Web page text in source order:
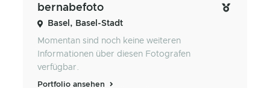
bernabefoto
Basel, Basel-Stadt
Momentan sind noch keine weiteren
Informationen über diesen Fotografen
verfügbar.
Portfolio ansehen